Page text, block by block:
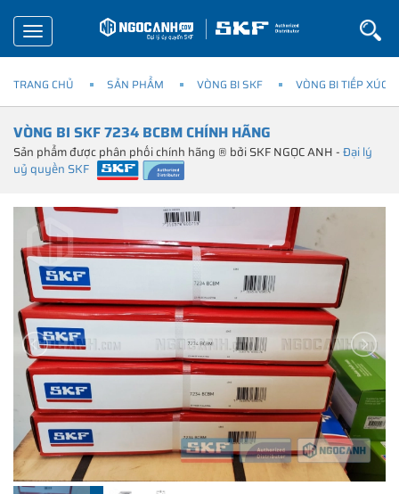
Toggle
navigation
TRANG CHỦ SẢN PHẨM VÒNG BI SKF VÒNG BI TIẾP XÚC
VÒNG BI SKF 7234 BCBM CHÍNH HÃNG
Sản phẩm được phân phối chính hãng ® bởi SKF NGỌC ANH -Đại lý
uỷ quyền SKF